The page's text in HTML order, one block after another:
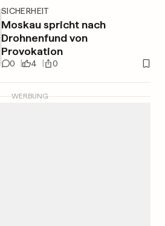
SICHERHEIT
Moskau spricht nach
Drohnenfund von
Provokation
0 4 0
WERBUNG